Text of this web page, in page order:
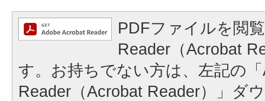
PDFファイルを閲
Reader（Acrobat
す。お持ちでない方は、左記の
Reader（Acrobat Reader）」ダ